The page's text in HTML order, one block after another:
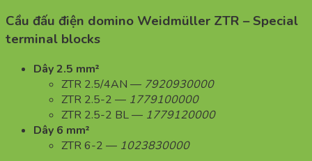
Cầu đấu điện domino Weidmüller ZTR – Special
terminal blocks
Dây 2.5 mm²
ZTR 2.5/4AN — 7920930000
ZTR 2.5-2 — 1779100000
ZTR 2.5-2 BL — 1779120000
Dây 6 mm²
ZTR 6-2 — 1023830000